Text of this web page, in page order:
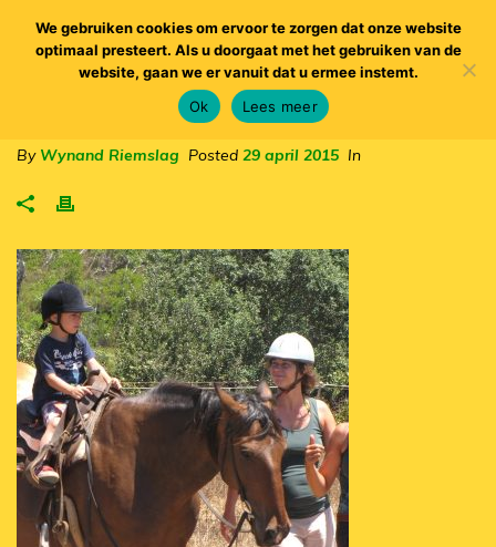
By Wynand Riemslag Posted 29 april 2015 In
We gebruiken cookies om ervoor te zorgen dat onze website
optimaal presteert. Als u doorgaat met het gebruiken van de
website, gaan we er vanuit dat u ermee instemt.
Ok
Lees meer